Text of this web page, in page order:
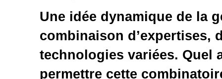
Une idée dynamique de la
combinaison d’expertises,
technologies variées. Quel
permettre cette